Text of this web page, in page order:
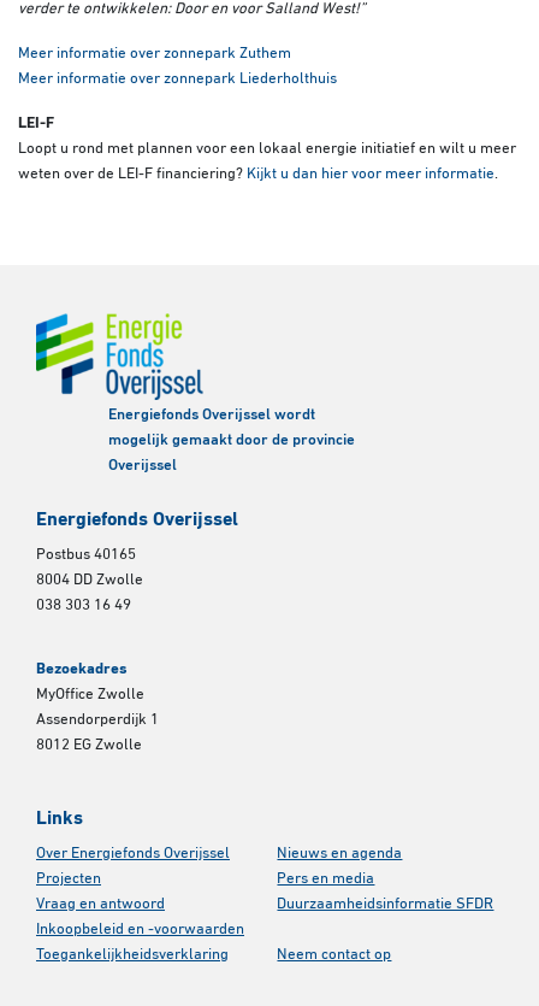
verder te ontwikkelen: Door en voor Salland West!”
Meer informatie over zonnepark Zuthem
Meer informatie over zonnepark Liederholthuis
LEI-F
Loopt u rond met plannen voor een lokaal energie initiatief en wilt u meer
weten over de LEI-F financiering? Kijkt u dan hier voor meer informatie.
Energiefonds Overijssel wordt
mogelijk gemaakt door de provincie
Overijssel
Energiefonds Overijssel
Postbus 40165
8004 DD Zwolle
038 303 16 49
Bezoekadres
MyOffice Zwolle
Assendorperdijk 1
8012 EG Zwolle
Links
Over Energiefonds Overijssel
Nieuws en agenda
Projecten
Pers en media
Vraag en antwoord
Duurzaamheidsinformatie SFDR
Inkoopbeleid en -voorwaarden
Toegankelijkheidsverklaring
Neem contact op